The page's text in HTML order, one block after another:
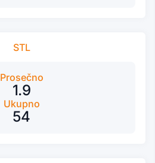
STL
Prosečno
1.9
Ukupno
54